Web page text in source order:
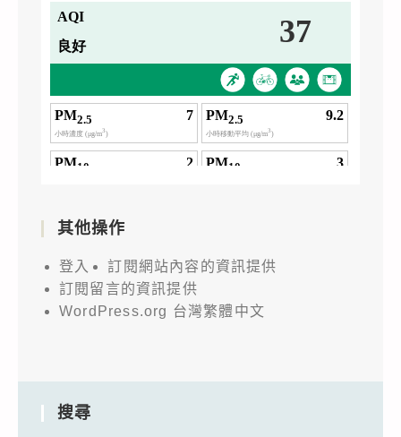
其他操作
登入
訂閱網站內容的資訊提供
訂閱留言的資訊提供
WordPress.org 台灣繁體中文
搜尋